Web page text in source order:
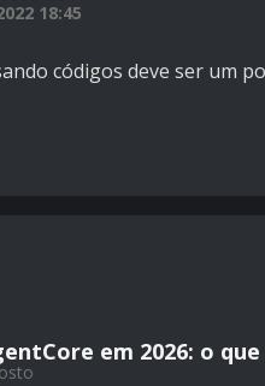
18:45
códigos deve ser um
em 2026: o